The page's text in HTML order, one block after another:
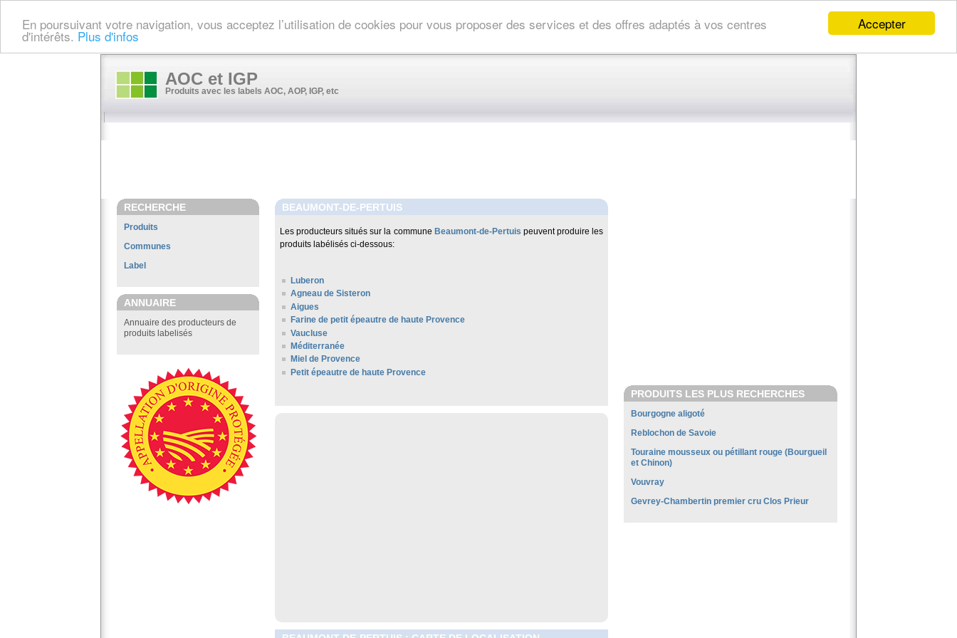
Accepter
En poursuivant votre navigation, vous acceptez l’utilisation de cookies pour vous proposer des services et des offres adaptés à vos centres
d'intérêts. Plus d'infos
AOC et IGP
Produits avec les labels AOC, AOP, IGP, etc
RECHERCHE
Produits
Communes
Label
ANNUAIRE
Annuaire des producteurs de
produits labelisés
BEAUMONT-DE-PERTUIS
Les producteurs situés sur la commune Beaumont-de-Pertuis peuvent produire les
produits labélisés ci-dessous:
Luberon
Agneau de Sisteron
Aigues
Farine de petit épeautre de haute Provence
Vaucluse
Méditerranée
Miel de Provence
Petit épeautre de haute Provence
PRODUITS LES PLUS RECHERCHES
Bourgogne aligoté
Reblochon de Savoie
Touraine mousseux ou pétillant rouge (Bourgueil
et Chinon)
Vouvray
Gevrey-Chambertin premier cru Clos Prieur